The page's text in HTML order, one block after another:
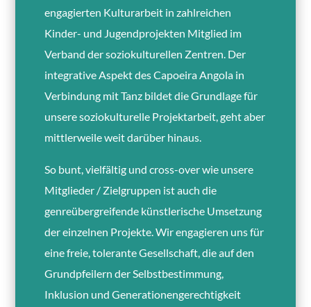
engagierten Kulturarbeit in zahlreichen
Kinder- und Jugendprojekten Mitglied im
Verband der soziokulturellen Zentren. Der
integrative Aspekt des Capoeira Angola in
Verbindung mit Tanz bildet die Grundlage für
unsere soziokulturelle Projektarbeit, geht aber
mittlerweile weit darüber hinaus.
So bunt, vielfältig und cross-over wie unsere
Mitglieder / Zielgruppen ist auch die
genreübergreifende künstlerische Umsetzung
der einzelnen Projekte. Wir engagieren uns für
eine freie, tolerante Gesellschaft, die auf den
Grundpfeilern der Selbstbestimmung,
Inklusion und Generationengerechtigkeit